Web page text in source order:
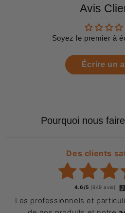
Avis
Soyez le premier à
Écrire un
Pourquoi nous
Des clients
4.6/5 (649 avis)
Les professionnels et